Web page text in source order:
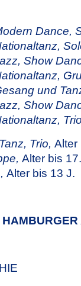
Dance,
Show
und
Show
Trio, Alter
Alter bis 17.
Alter bis 13 J.